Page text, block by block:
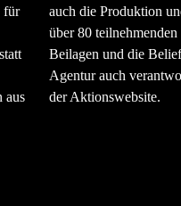
für
aus
auch die Produktion
über 80
Beilagen und die
Agentur auch
der Aktionswebsite.